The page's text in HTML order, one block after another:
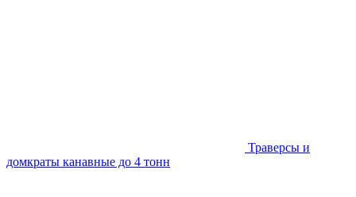
Траверсы и
домкраты канавные до 4 тонн